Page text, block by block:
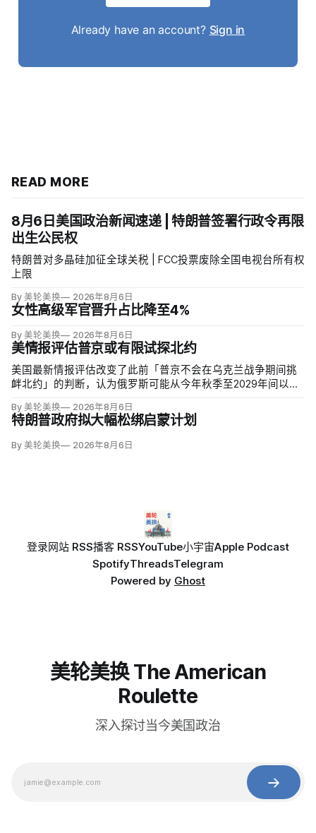
Already have an account? Sign in
READ MORE
8月6日美国政治新闻速递 | 特朗普签署行政令再限
出生公民权
特朗普对多晶硅加征全球关税 | FCC投票废除全国电视台所有权
上限
By 美轮美换 2026年8月6日
女性高级军官晋升占比降至4%
By 美轮美换 2026年8月6日
美情报评估普京或有限试探北约
美国最新情报评估改变了此前「普京不会在乌克兰战争期间挑
衅北约」的判断，认为俄罗斯可能从今年秋季至2029年间以网
限陆地入侵仍属低概率，但风险随时间上升；俄军导弹落入波
兰、无人机进入罗马尼亚已被视为前兆。
By 美轮美换 2026年8月6日
特朗普政府拟大幅松绑启蒙计划
By 美轮美换 2026年8月6日
登录网站 RSS播客 RSSYouTube小宇宙Apple Podcast
SpotifyThreadsTelegram
Powered by Ghost
美轮美换 The American
Roulette
深入探讨当今美国政治